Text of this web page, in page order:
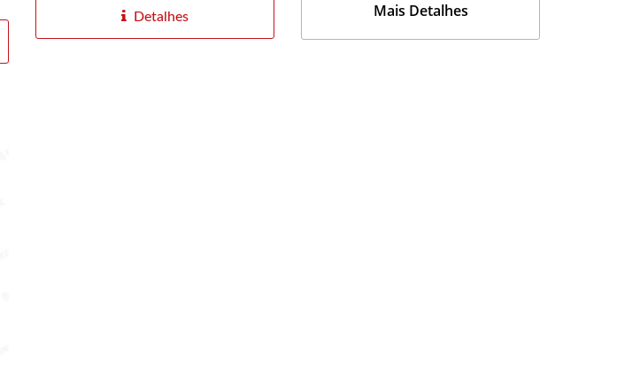
Detalhes Mais Detalhes